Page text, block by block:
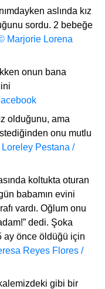
aslında kız
sordu. 2 bebeğe
Marjorie Lorena
onun bana
olduğunu, ama
onu mutlu
Pestana /
koltukta oturan
babamın evini
vardı. Oğlum onu
dedi. Şoka
ay önce öldüğü için
Reyes Flores /
gibi bir